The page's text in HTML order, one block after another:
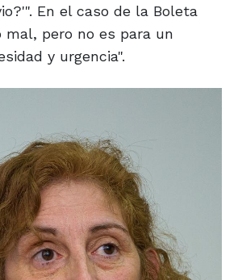
En el caso de la Boleta
mal, pero no es para un
y urgencia".